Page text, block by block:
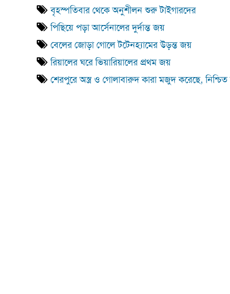
বৃহস্পতিবার থেকে অনুশীলন শুরু টাইগারদের
পিছিয়ে পড়া আর্সেনালের দুর্দান্ত জয়
বেলের জোড়া গোলে টটেনহ্যামের উড়ন্ত জয়
রিয়ালের ঘরে ভিয়ারিয়ালের প্রথম জয়
শেরপুরে অস্ত্র ও গোলাবারুদ কারা মজুদ করেছে,